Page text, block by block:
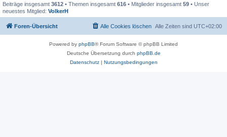
Beiträge insgesamt 3612 • Themen insgesamt 616 • Mitglieder insgesamt 59 • Unser
neuestes Mitglied: VolkerH
Foren-Übersicht Alle Zeiten sind UTC+02:00
Alle Cookies löschen
Powered by phpBB® Forum Software © phpBB Limited
Deutsche Übersetzung durch phpBB.de
Datenschutz| Nutzungsbedingungen